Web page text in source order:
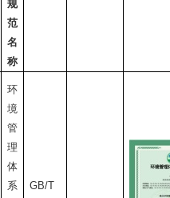
规
范
名
称
环
境
管
理
体
系
GB/T